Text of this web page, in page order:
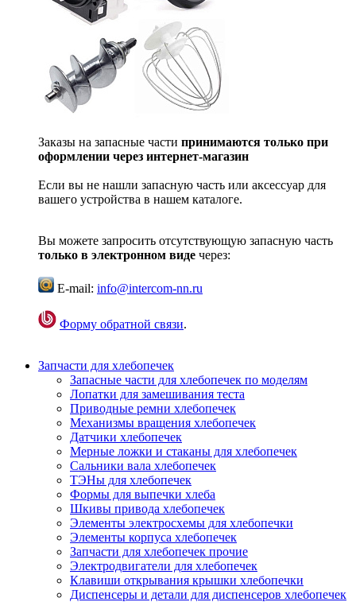
Заказы на запасные части принимаются только при
оформлении через интернет-магазин
Если вы не нашли запасную часть или аксессуар для
вашего устройства в нашем каталоге.
Вы можете запросить отсутствующую запасную часть
только в электронном виде через:
E-mail: info@intercom-nn.ru
Форму обратной связи.
Запчасти для хлебопечек
Запасные части для хлебопечек по моделям
Лопатки для замешивания теста
Приводные ремни хлебопечек
Механизмы вращения хлебопечек
Датчики хлебопечек
Мерные ложки и стаканы для хлебопечек
Сальники вала хлебопечек
ТЭНы для хлебопечек
Формы для выпечки хлеба
Шкивы привода хлебопечек
Элементы электросхемы для хлебопечки
Элементы корпуса хлебопечек
Запчасти для хлебопечек прочие
Электродвигатели для хлебопечек
Клавиши открывания крышки хлебопечки
Диспенсеры и детали для диспенсеров хлебопечек